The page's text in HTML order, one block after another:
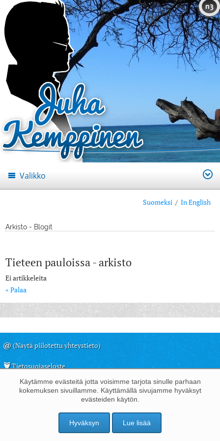
n3
Valikko
Suomeksi/ In English
Arkisto - Blogit
Tieteen pauloissa - arkisto
Ei artikkeleita
« Palaa
@(Näytä piilotettu yhteystieto)
Tietosuojaseloste
Juha Kemppinen, 2009-2025
Käytämme evästeitä jotta voisimme tarjota sinulle parhaan
kokemuksen sivuillamme. Käyttämällä sivujamme hyväksyt
evästeiden käytön.
Hyväksyn Lue lisää